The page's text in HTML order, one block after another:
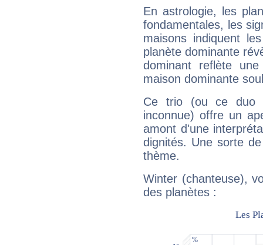
En astrologie, les
fondamentales, les
maisons indiquent
planète dominante
dominant reflète
maison dominante
Ce trio (ou ce duo
inconnue) offre un
amont d'une
dignités. Une sorte
thème.
Winter (chanteuse),
des planètes :